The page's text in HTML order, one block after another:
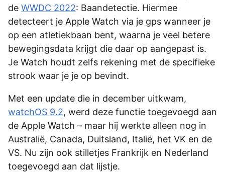
de WWDC 2022: Baandetectie. Hiermee
detecteert je Apple Watch via je gps wanneer je
op een atletiekbaan bent, waarna je veel betere
bewegingsdata krijgt die daar op aangepast is.
Je Watch houdt zelfs rekening met de specifieke
strook waar je je op bevindt.
Met een update die in december uitkwam,
watchOS 9.2, werd deze functie toegevoegd aan
de Apple Watch – maar hij werkte alleen nog in
Australië, Canada, Duitsland, Italië, het VK en de
VS. Nu zijn ook stilletjes Frankrijk en Nederland
toegevoegd aan dat lijstje.